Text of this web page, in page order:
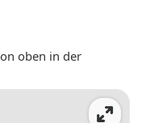
oben in der